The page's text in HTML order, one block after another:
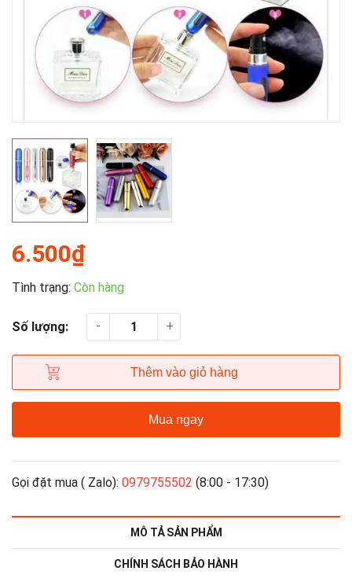
6.500₫
Tình trạng: Còn hàng
Số lượng: - +
Thêm vào giỏ hàng
Mua ngay
Gọi đặt mua ( Zalo): 0979755502 (8:00 - 17:30)
MÔ TẢ SẢN PHẨM
CHÍNH SÁCH BẢO HÀNH